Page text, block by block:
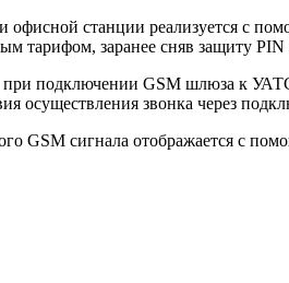
офисной станции реализуется с
тарифом, заранее сняв защиту PIN
подключении GSM шлюза к
осуществления звонка через
GSM сигнала отображается с